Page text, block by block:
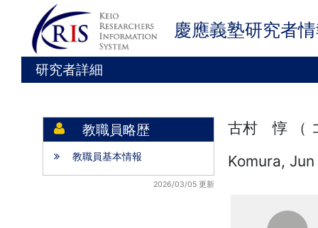
慶應義塾研究者
研究者詳細
教職員略歴
教職員基本情報
2026/03/05 更新
古村 惇 （
Komura, Jun